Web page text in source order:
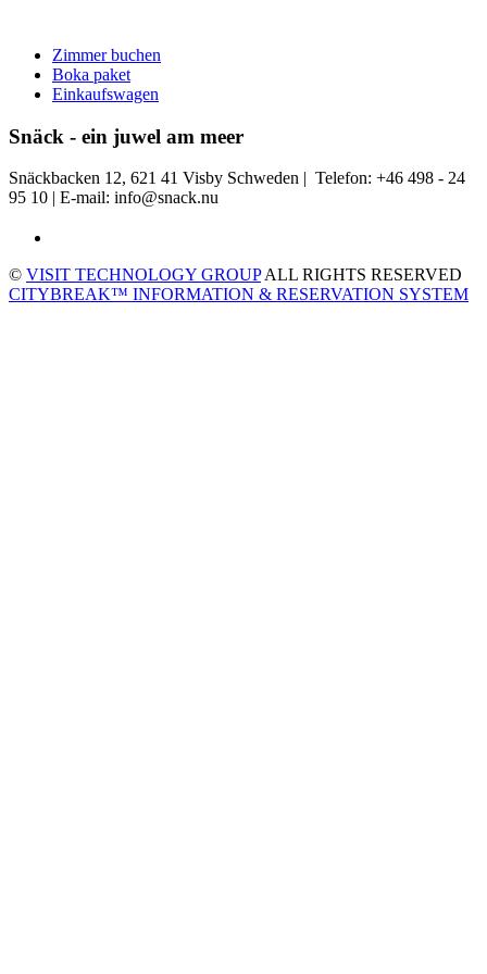
Zimmer buchen
Boka paket
Einkaufswagen
Snäck - ein juwel am meer
Snäckbacken 12, 621 41 Visby Schweden | Telefon: +46 498 - 24
95 10 | E-mail: info@snack.nu
© VISIT TECHNOLOGY GROUPALL RIGHTS RESERVED
CITYBREAK™ INFORMATION & RESERVATION SYSTEM